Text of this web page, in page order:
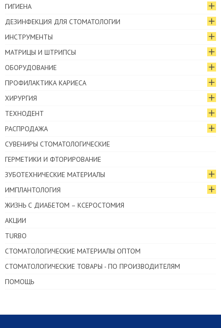
ГИГИЕНА
ДЕЗИНФЕКЦИЯ ДЛЯ СТОМАТОЛОГИИ
ИНСТРУМЕНТЫ
МАТРИЦЫ И ШТРИПСЫ
ОБОРУДОВАНИЕ
ПРОФИЛАКТИКА КАРИЕСА
ХИРУРГИЯ
ТЕХНОДЕНТ
РАСПРОДАЖА
СУВЕНИРЫ СТОМАТОЛОГИЧЕСКИЕ
ГЕРМЕТИКИ И ФТОРИРОВАНИЕ
ЗУБОТЕХНИЧЕСКИЕ МАТЕРИАЛЫ
ИМПЛАНТОЛОГИЯ
ЖИЗНЬ С ДИАБЕТОМ – КСЕРОСТОМИЯ
АКЦИИ
TURBO
СТОМАТОЛОГИЧЕСКИЕ МАТЕРИАЛЫ ОПТОМ
СТОМАТОЛОГИЧЕСКИЕ ТОВАРЫ - ПО ПРОИЗВОДИТЕЛЯМ
ПОМОЩЬ